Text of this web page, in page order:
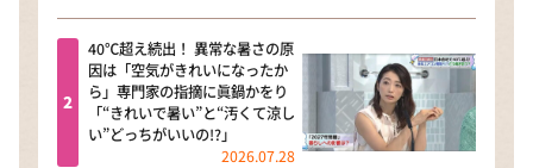
40℃超え続出！ 異常な暑さの原
因は「空気がきれいになったか
ら」専門家の指摘に眞鍋かをり
「“きれいで暑い”と“汚くて涼し
い”どっちがいいの!?」
2026.07.28